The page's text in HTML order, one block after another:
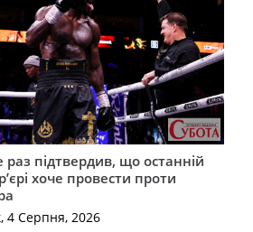
підтвердив, що останній
хоче провести проти
4 Серпня, 2026